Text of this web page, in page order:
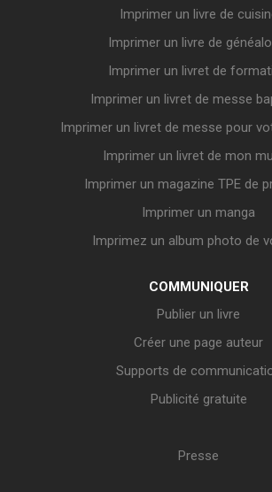
Imprimer un livre de
Imprimer un livre de
Imprimer un livret de
Imprimer un livret de messe
Imprimer un livret de messe pour
Imprimer un livret de mon
Imprimer un magazine TPE de
Imprimer un manga
Imprimez un album photo de
COMMUNIQUER
Publier un livre
Créer une page auteur
Supports de
Publicité gratuite
Presse